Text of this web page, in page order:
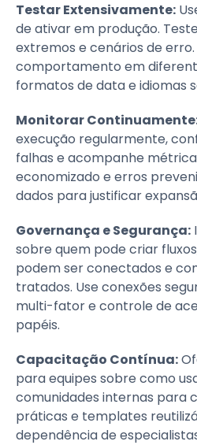
Testar Extensivamente:
de ativar em produção.
extremos e cenários de erro.
comportamento em
formatos de data e idiomas
Monitorar
execução regularmente,
falhas e acompanhe
economizado e erros
dados para justificar
Governança e Segurança:
sobre quem pode criar
podem ser conectados e
tratados. Use conexões
multi-fator e controle de
papéis.
Capacitação Contínua:
para equipes sobre como
comunidades internas para
práticas e templates
dependência de